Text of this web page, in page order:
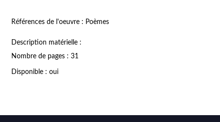
Références de l'oeuvre : Poèmes
Description matérielle :
Nombre de pages : 31
Disponible : oui